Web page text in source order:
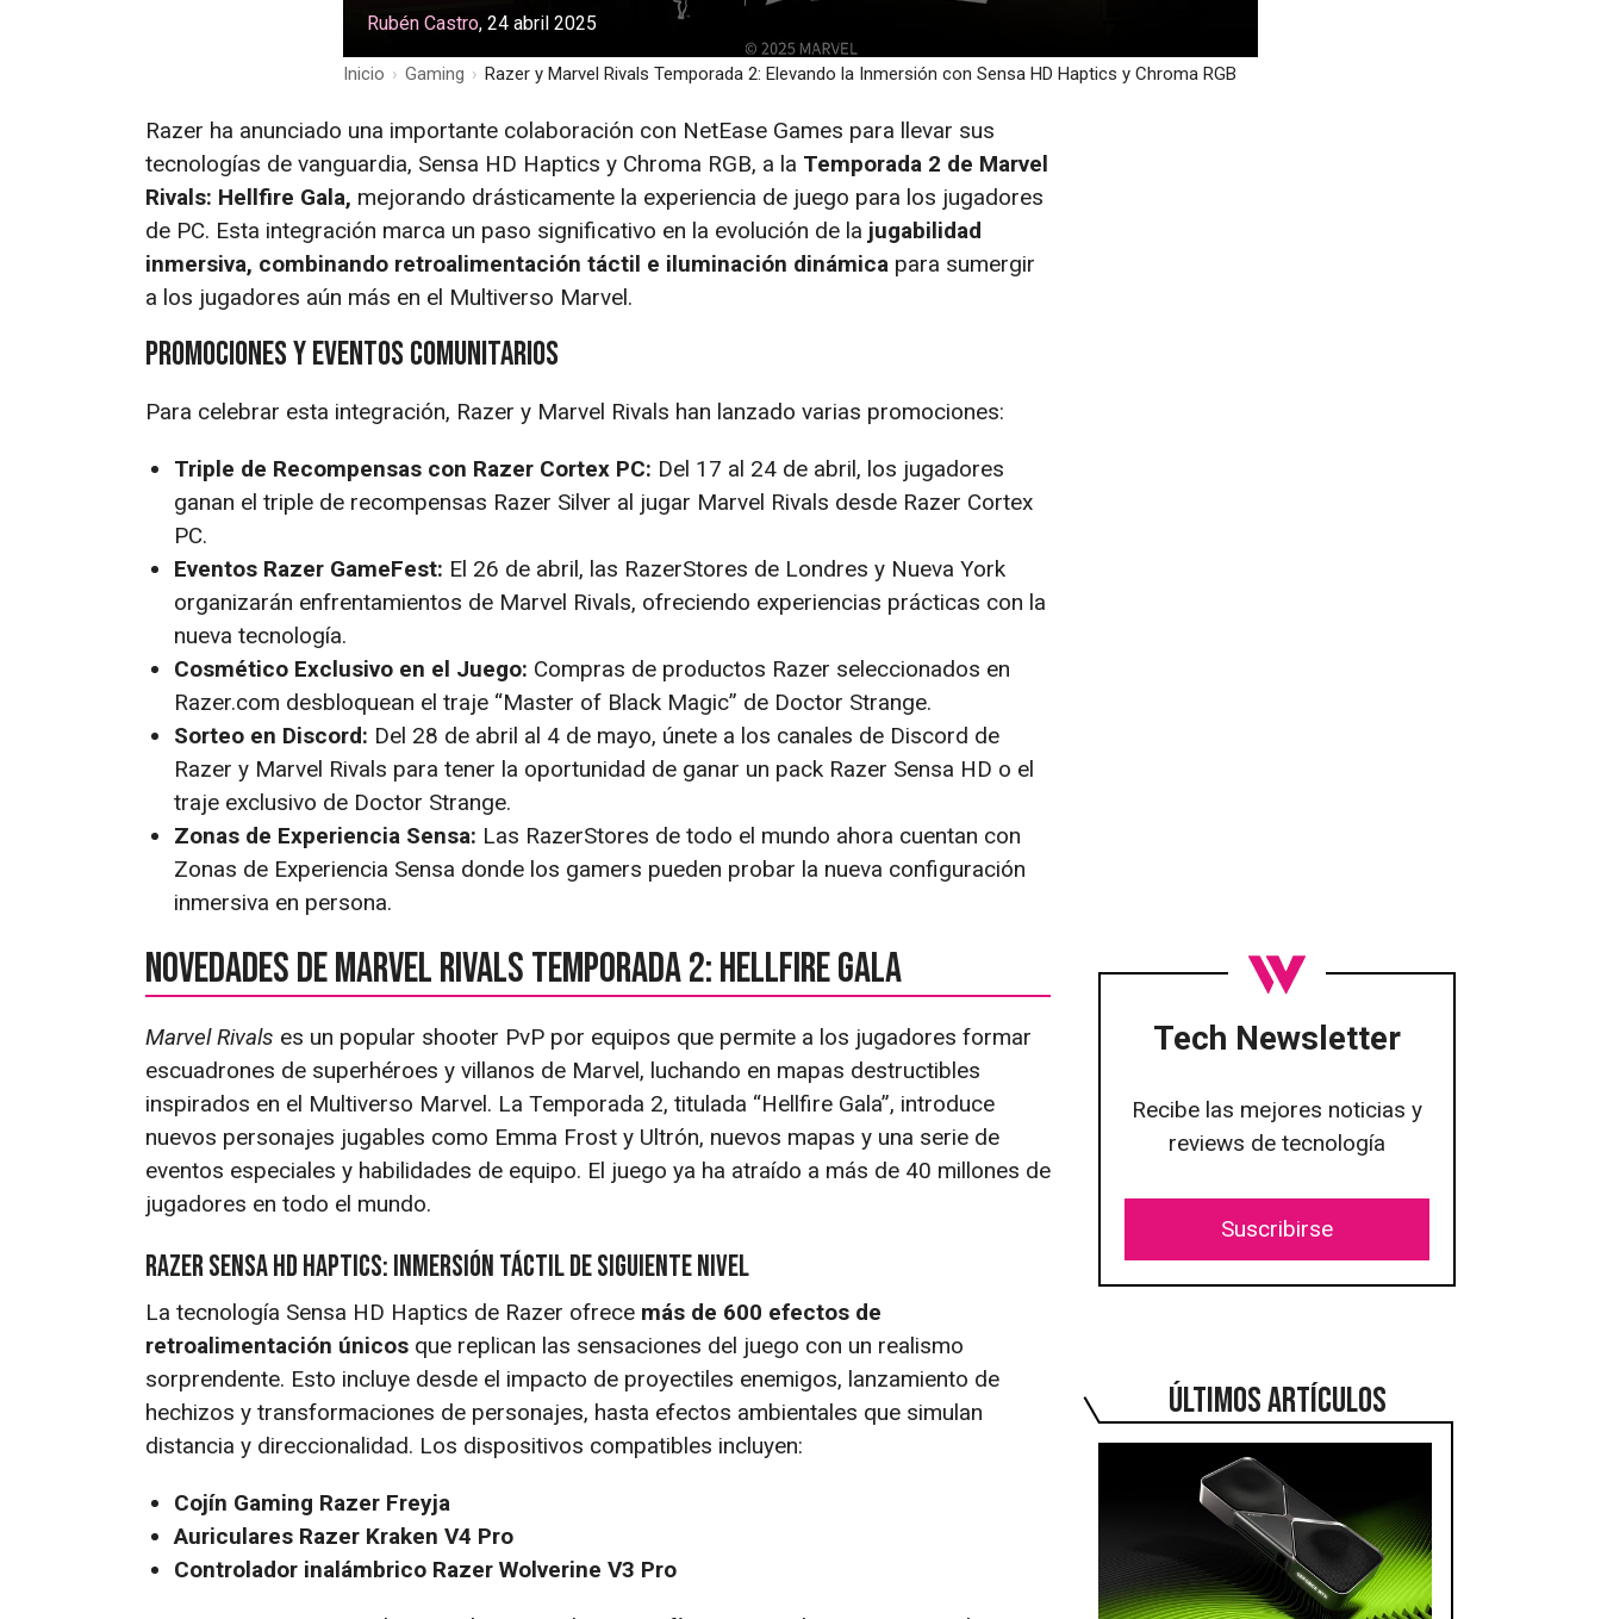
Rubén Castro, 24 abril 2025
Inicio › Gaming › Razer y Marvel Rivals Temporada 2: Elevando la Inmersión con Sensa HD Haptics y Chroma RGB
Tech Newsletter
Recibe las mejores noticias y
reviews de tecnología
Suscribirse
ÚLTIMOS ARTÍCULOS
Razer ha anunciado una importante colaboración con NetEase Games para llevar sus
tecnologías de vanguardia, Sensa HD Haptics y Chroma RGB, a la Temporada 2 de Marvel
Rivals: Hellfire Gala, mejorando drásticamente la experiencia de juego para los jugadores
de PC. Esta integración marca un paso significativo en la evolución de la jugabilidad
inmersiva, combinando retroalimentación táctil e iluminación dinámica para sumergir
a los jugadores aún más en el Multiverso Marvel.
Promociones y Eventos Comunitarios
Para celebrar esta integración, Razer y Marvel Rivals han lanzado varias promociones:
Triple de Recompensas con Razer Cortex PC: Del 17 al 24 de abril, los jugadores
ganan el triple de recompensas Razer Silver al jugar Marvel Rivals desde Razer Cortex
PC.
Eventos Razer GameFest: El 26 de abril, las RazerStores de Londres y Nueva York
organizarán enfrentamientos de Marvel Rivals, ofreciendo experiencias prácticas con la
nueva tecnología.
Cosmético Exclusivo en el Juego: Compras de productos Razer seleccionados en
Razer.com desbloquean el traje “Master of Black Magic” de Doctor Strange.
Sorteo en Discord: Del 28 de abril al 4 de mayo, únete a los canales de Discord de
Razer y Marvel Rivals para tener la oportunidad de ganar un pack Razer Sensa HD o el
traje exclusivo de Doctor Strange.
Zonas de Experiencia Sensa: Las RazerStores de todo el mundo ahora cuentan con
Zonas de Experiencia Sensa donde los gamers pueden probar la nueva configuración
inmersiva en persona.
Novedades de Marvel Rivals Temporada 2: Hellfire Gala
Marvel Rivals es un popular shooter PvP por equipos que permite a los jugadores formar
escuadrones de superhéroes y villanos de Marvel, luchando en mapas destructibles
inspirados en el Multiverso Marvel. La Temporada 2, titulada “Hellfire Gala”, introduce
nuevos personajes jugables como Emma Frost y Ultrón, nuevos mapas y una serie de
eventos especiales y habilidades de equipo. El juego ya ha atraído a más de 40 millones de
jugadores en todo el mundo.
Razer Sensa HD Haptics: Inmersión Táctil de Siguiente Nivel
La tecnología Sensa HD Haptics de Razer ofrece más de 600 efectos de
retroalimentación únicos que replican las sensaciones del juego con un realismo
sorprendente. Esto incluye desde el impacto de proyectiles enemigos, lanzamiento de
hechizos y transformaciones de personajes, hasta efectos ambientales que simulan
distancia y direccionalidad. Los dispositivos compatibles incluyen:
Cojín Gaming Razer Freyja
Auriculares Razer Kraken V4 Pro
Controlador inalámbrico Razer Wolverine V3 Pro